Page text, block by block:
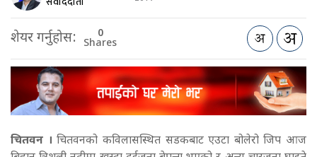
शेयर गर्नुहोस: 0
Shares
चितवन ।चितवनको कविलासस्थित सडकबाट एउटा बोलेरो जिप आज